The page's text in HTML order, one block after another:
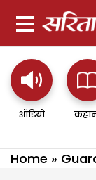
ऑडियो
Home »